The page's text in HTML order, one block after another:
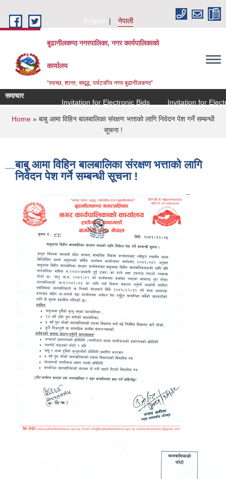
English
नेपाली
बुढानीलकण्ठ नगरपालिका, नगर कार्यपालिकाको
कार्यालय
“स्वच्छ, शान्त, समृद्ध, पर्यटकीय नगर बुढानीलकण्ठ”
समाचार
Invitation for Electronic Bids
Invitation for
You are here
Home » बाबु आमा विहिन बालबालिका संरक्षण भत्ताको लागि निवेदन पेश गर्ने सम्बन्धी
सूचना !
बाबु आमा विहिन बालबालिका संरक्षण भत्ताको लागि
निवेदन पेश गर्ने सम्बन्धी सूचना !